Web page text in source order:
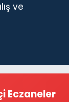
ve
Eczaneler